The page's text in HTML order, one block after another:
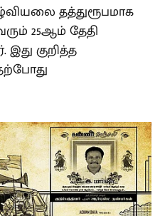
தத்துரூபமாக
25ஆம் தேதி
குறித்த